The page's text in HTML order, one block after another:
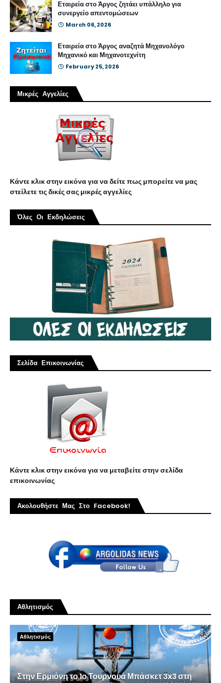
Εταιρεία στο Άργος ζητάει υπάλληλο για
συνεργείο απεντομώσεων
March 06, 2026
Εταιρεία στο Άργος αναζητά Μηχανολόγο
Μηχανικό και Μηχανοτεχνίτη
February 25, 2026
Μικρές Αγγελίες
Κάντε κλικ στην εικόνα για να δείτε πως μπορείτε να μας
στείλετε τις δικές σας μικρές αγγελίες
Όλες Οι Εκδηλώσεις
Σελίδα Επικοινωνίας
Κάντε κλικ στην εικόνα για να μεταβείτε στην σελίδα
επικοινωνίας
Ακολουθήστε Μας Στο Facebook!
Αθλητισμός
Αθλητισμός
Στην Ερμιόνη το 1ο Τουρνουά Μπάσκετ 3x3 στη